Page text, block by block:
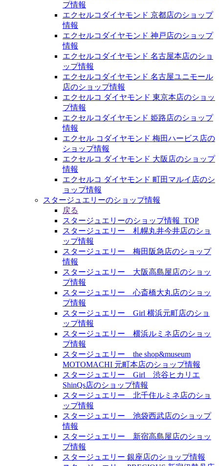
プ情報
エクセルコダイヤモンド 京都店のショップ
情報
エクセルコダイヤモンド 神戸店のショップ
情報
エクセルコダイヤモンド 名古屋本店のショ
ップ情報
エクセルコダイヤモンド 名古屋ユニモール
店のショップ情報
エクセルコ ダイヤモンド 東京本店のショッ
プ情報
エクセルコダイヤモンド 姫路店のショップ
情報
エクセル コダイヤモンド 梅田ハービス店の
ショップ情報
エクセルコ ダイヤモンド 大阪店のショップ
情報
エクセルコ ダイヤモンド 町田マルイ店のシ
ョップ情報
スタージュエリーのショップ情報
戻る
スタージュエリーのショップ情報_TOP
スタージュエリー 札幌丸井今井店のショ
ップ情報
スタージュエリー 梅田阪急店のショップ
情報
スタージュエリー 大阪高島屋店のショッ
プ情報
スタージュエリー 心斎橋大丸店のショッ
プ情報
スタージュエリー Girl 横浜元町店のショ
ップ情報
スタージュエリー 横浜ルミネ店のショッ
プ情報
スタージュエリー the shop&museum
MOTOMACHI 元町本店のショップ情報
スタージュエリー Girl 渋谷ヒカリエ
ShinQs店のショップ情報
スタージュエリー 北千住ルミネ店のショ
ップ情報
スタージュエリー 池袋西武店のショップ
情報
スタージュエリー 新宿高島屋店のショッ
プ情報
スタージュエリー 銀座店のショップ情報